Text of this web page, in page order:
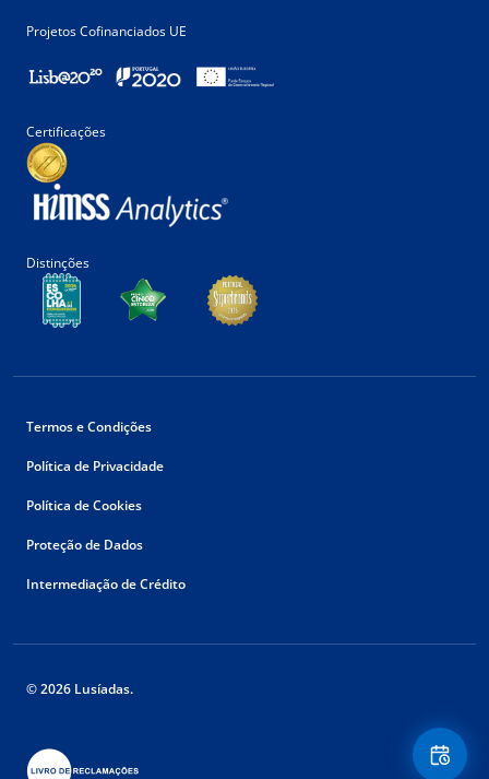
Projetos Cofinanciados UE
Certificações
Distinções
Termos e Condições
Política de Privacidade
Política de Cookies
Proteção de Dados
Intermediação de Crédito
© 2026 Lusíadas.
Floating
Contact
Button